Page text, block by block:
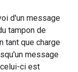
d'un message
tampon de
tant que charge
message
ci est